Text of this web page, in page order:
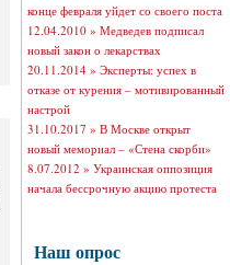
конце февраля уйдет со своего поста
12.04.2010 » Медведев подписал
новый закон о лекарствах
20.11.2014 » Эксперты: успех в
отказе от курения – мотивированный
настрой
31.10.2017 » В Москве открыт
новый мемориал – «Стена скорби»
8.07.2012 » Украинская оппозиция
начала бессрочную акцию протеста
Наш опрос